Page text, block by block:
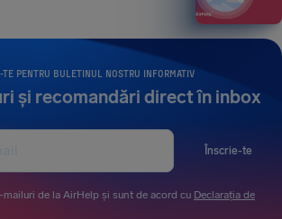
TE PENTRU BULETINUL NOSTRU INFORMATIV
și recomandări direct în inbox
Înscrie-te
mailuri de la AirHelp și sunt de acord cu Declarația de